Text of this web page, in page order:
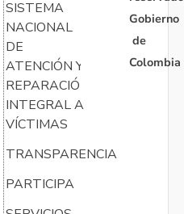
SISTEMA
NACIONAL
DE
ATENCIÓN Y
REPARACIÓN
INTEGRAL A
VÍCTIMAS
TRANSPARENCIA
PARTICIPA
Gobierno
de
Colombia